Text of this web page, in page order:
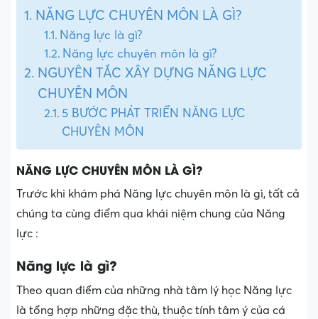
NĂNG LỰC CHUYÊN MÔN LÀ GÌ?
Năng lực là gì?
Năng lực chuyên môn là gì?
NGUYÊN TẮC XÂY DỰNG NĂNG LỰC
CHUYÊN MÔN
5 BƯỚC PHÁT TRIỂN NĂNG LỰC
CHUYÊN MÔN
NĂNG LỰC CHUYÊN MÔN LÀ GÌ?
Trước khi khám phá Năng lực chuyên môn là gì, tất cả
chúng ta cùng điểm qua khái niệm chung của Năng
lực :
Năng lực là gì?
Theo quan điểm của những nhà tâm lý học Năng lực
là tổng hợp những đặc thù, thuộc tính tâm ý của cá